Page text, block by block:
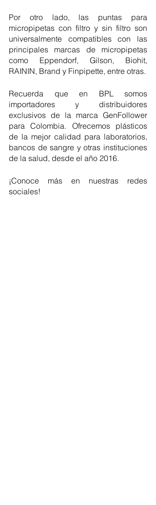
​​Por otro lado, las puntas para
micropipetas con filtro y sin filtro son
universalmente compatibles con las
principales marcas de micropipetas
como Eppendorf, Gilson, Biohit,
RAININ, Brand y Finpipette, entre otras.
Recuerda que en BPL somos
importadores y distribuidores
exclusivos de la marca GenFollower
para Colombia. Ofrecemos plásticos
de la mejor calidad para laboratorios,
bancos de sangre y otras instituciones
de la salud, desde el año 2016.
¡Conoce más en nuestras redes
sociales!